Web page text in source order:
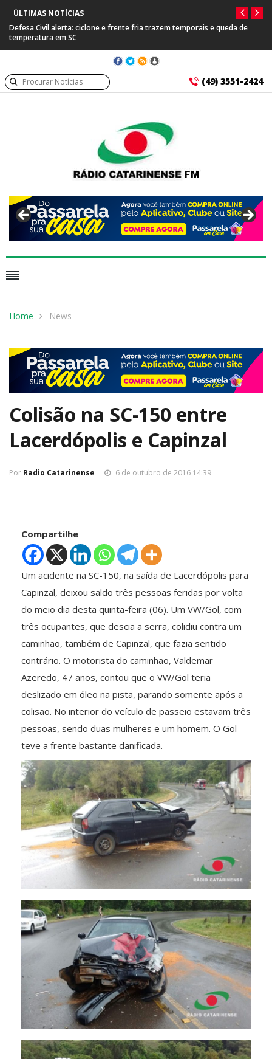
ÚLTIMAS NOTÍCIAS
fria trazem temporais e queda de
Prefeitura de Capinzal se
(49) 3551-2424
Home News
Colisão na SC-150 entre
Lacerdópolis e Capinzal
Por Radio Catarinense 6 de outubro de 2016 14:39
Compartilhe
Um acidente na SC-150, na saída de Lacerdópolis para
Capinzal, deixou saldo três pessoas feridas por volta
do meio dia desta quinta-feira (06). Um VW/Gol, com
três ocupantes, que descia a serra, colidiu contra um
caminhão, também de Capinzal, que fazia sentido
contrário. O motorista do caminhão, Valdemar
Azeredo, 47 anos, contou que o VW/Gol teria
deslizado em óleo na pista, parando somente após a
colisão. No interior do veículo de passeio estavam três
pessoas, sendo duas mulheres e um homem. O Gol
teve a frente bastante danificada.